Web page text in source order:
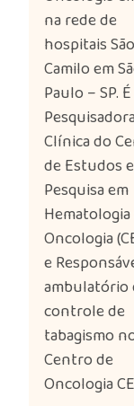
na rede de
hospitais São
Camilo em
Paulo – SP. É
Clínica do
de Estudos e
Pesquisa em
Hematologia
Oncologia
e
ambulatório
controle de
tabagismo
Centro de
Oncologia